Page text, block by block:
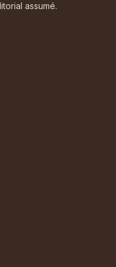
assumé.